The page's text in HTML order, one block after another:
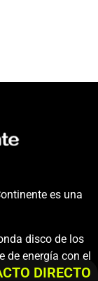
es una
disco de los
de energía con el
DIRECTO